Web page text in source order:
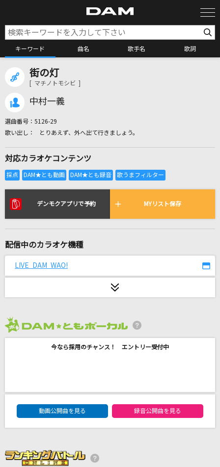
キーワード 曲名 歌手名 歌詞
全国りれき
リアルタイムで歌われている曲の一覧
世界の終わり(Smash hits version)
[生音]明日の☆SHOW
SEKAI NO OWARI(世界の終わり)
好きじゃないよ
PRODUCE 101 JAPAN 新世界
街の灯
[ マチノトモシビ ]
中村一義
選曲番号： 5126-29
とりあえず、外へ出て行きましょう。
対応カラオケコンテンツ
デンモクアプリで予約 MYリスト保存
配信中のカラオケ機種
LIVE DAM WAO!
今なら採用のチャンス！ エントリー受付中
DAM★ともボーカルエントリーランキング
動画公開曲を見る
録音公開曲を見る